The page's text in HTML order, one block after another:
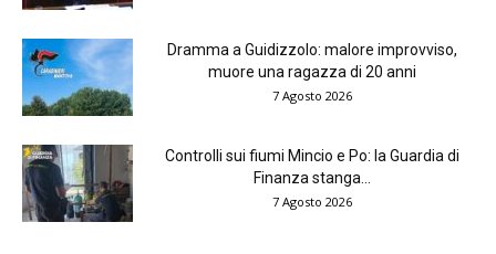
Dramma a Guidizzolo: malore improvviso,
muore una ragazza di 20 anni
7 Agosto 2026
Controlli sui fiumi Mincio e Po: la Guardia di
Finanza stanga...
7 Agosto 2026